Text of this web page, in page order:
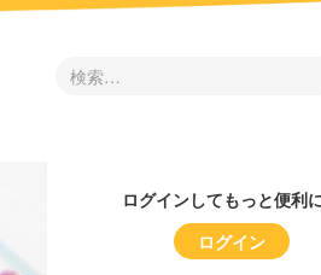
検
ログインしてもっと便利
ログイン